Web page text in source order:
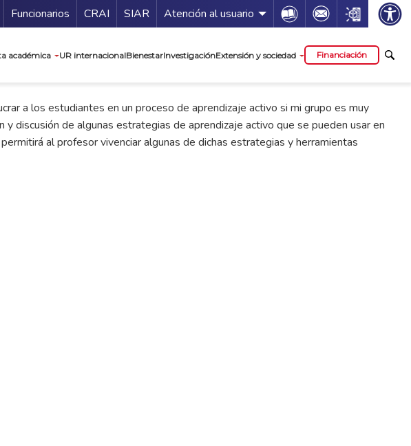
Funcionarios Guía de servicios
CRAI SIAR Atención al usuario Icon Icon Icon
académica UR internacionalBienestarInvestigaciónExtensión y sociedad Financiación
a los estudiantes en un proceso de aprendizaje activo si mi grupo es muy
discusión de algunas estrategias de aprendizaje activo que se pueden usar en
al profesor vivenciar algunas de dichas estrategias y herramientas